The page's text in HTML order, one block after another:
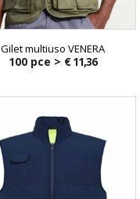
Gilet multiuso VENERA
100 pce > € 11,36